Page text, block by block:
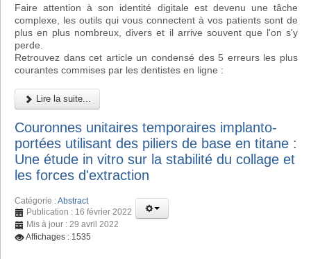
Faire attention à son identité digitale est devenu une tâche
complexe, les outils qui vous connectent à vos patients sont de
plus en plus nombreux, divers et il arrive souvent que l'on s'y
perde.
Retrouvez dans cet article un condensé des 5 erreurs les plus
courantes commises par les dentistes en ligne :
Lire la suite...
Couronnes unitaires temporaires implanto-
portées utilisant des piliers de base en titane :
Une étude in vitro sur la stabilité du collage et
les forces d'extraction
Catégorie :Abstract
Publication : 16 février 2022
Mis à jour : 29 avril 2022
Affichages : 1535